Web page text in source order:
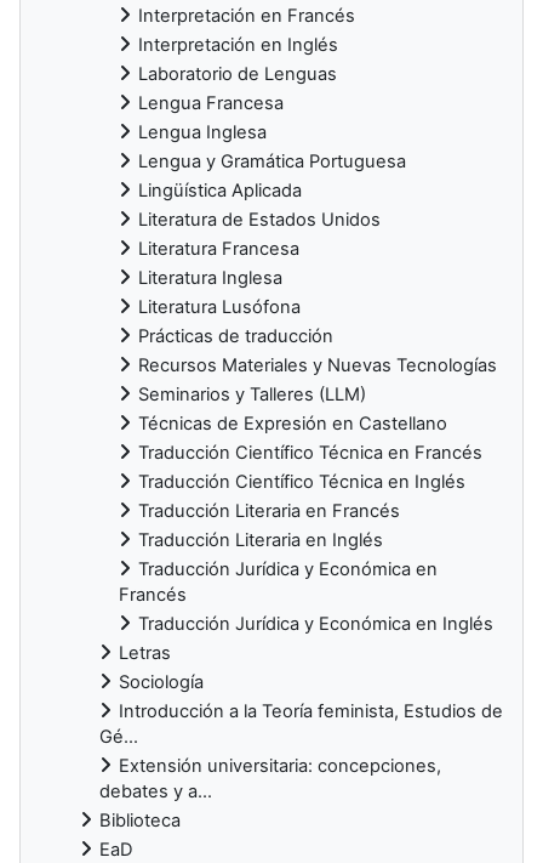
Interpretación en Francés
Interpretación en Inglés
Laboratorio de Lenguas
Lengua Francesa
Lengua Inglesa
Lengua y Gramática Portuguesa
Lingüística Aplicada
Literatura de Estados Unidos
Literatura Francesa
Literatura Inglesa
Literatura Lusófona
Prácticas de traducción
Recursos Materiales y Nuevas Tecnologías
Seminarios y Talleres (LLM)
Técnicas de Expresión en Castellano
Traducción Científico Técnica en Francés
Traducción Científico Técnica en Inglés
Traducción Literaria en Francés
Traducción Literaria en Inglés
Traducción Jurídica y Económica en
Francés
Traducción Jurídica y Económica en Inglés
Letras
Sociología
Introducción a la Teoría feminista, Estudios de
Gé...
Extensión universitaria: concepciones,
debates y a...
Biblioteca
EaD